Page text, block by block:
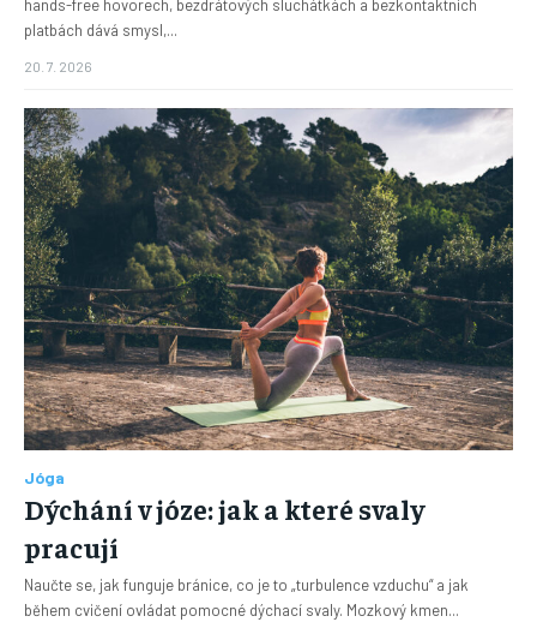
hands-free hovorech, bezdrátových sluchátkách a bezkontaktních
platbách dává smysl,...
20. 7. 2026
Jóga
Dýchání v józe: jak a které svaly
pracují
Naučte se, jak funguje bránice, co je to „turbulence vzduchu“ a jak
během cvičení ovládat pomocné dýchací svaly. Mozkový kmen...